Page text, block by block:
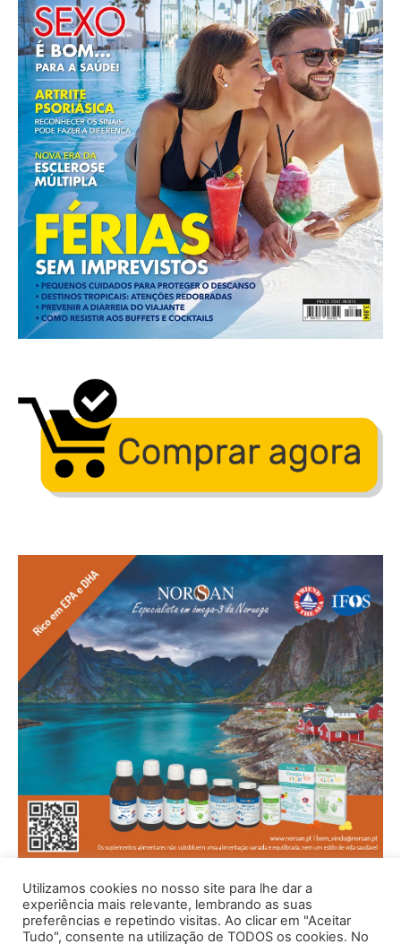
Utilizamos cookies no nosso site para lhe dar a
experiência mais relevante, lembrando as suas
preferências e repetindo visitas. Ao clicar em "Aceitar
Tudo", consente na utilização de TODOS os cookies. No